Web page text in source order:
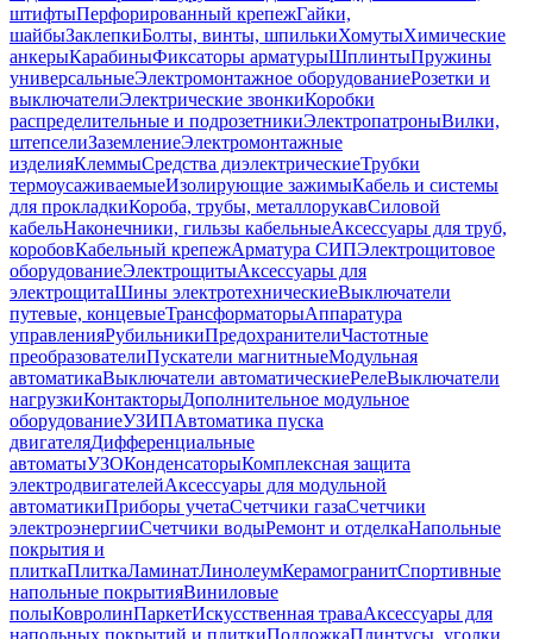
штифтыПерфорированный крепежГайки,
шайбыЗаклепкиБолты, винты, шпилькиХомутыХимические
анкерыКарабиныФиксаторы арматурыШплинтыПружины
универсальныеЭлектромонтажное оборудованиеРозетки и
выключателиЭлектрические звонкиКоробки
распределительные и подрозетникиЭлектропатроныВилки,
штепселиЗаземлениеЭлектромонтажные
изделияКлеммыСредства диэлектрическиеТрубки
термоусаживаемыеИзолирующие зажимыКабель и системы
для прокладкиКороба, трубы, металлорукавСиловой
кабельНаконечники, гильзы кабельныеАксессуары для труб,
коробовКабельный крепежАрматура СИПЭлектрощитовое
оборудованиеЭлектрощитыАксессуары для
электрощитаШины электротехническиеВыключатели
путевые, концевыеТрансформаторыАппаратура
управленияРубильникиПредохранителиЧастотные
преобразователиПускатели магнитныеМодульная
автоматикаВыключатели автоматическиеРелеВыключатели
нагрузкиКонтакторыДополнительное модульное
оборудованиеУЗИПАвтоматика пуска
двигателяДифференциальные
автоматыУЗОКонденсаторыКомплексная защита
электродвигателейАксессуары для модульной
автоматикиПриборы учетаСчетчики газаСчетчики
электроэнергииСчетчики водыРемонт и отделкаНапольные
покрытия и
плиткаПлиткаЛаминатЛинолеумКерамогранитСпортивные
напольные покрытияВиниловые
полыКовролинПаркетИскусственная траваАксессуары для
напольных покрытий и плиткиПодложкаПлинтусы, уголки,